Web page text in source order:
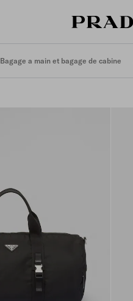
Bagage a main et bagage de cabine